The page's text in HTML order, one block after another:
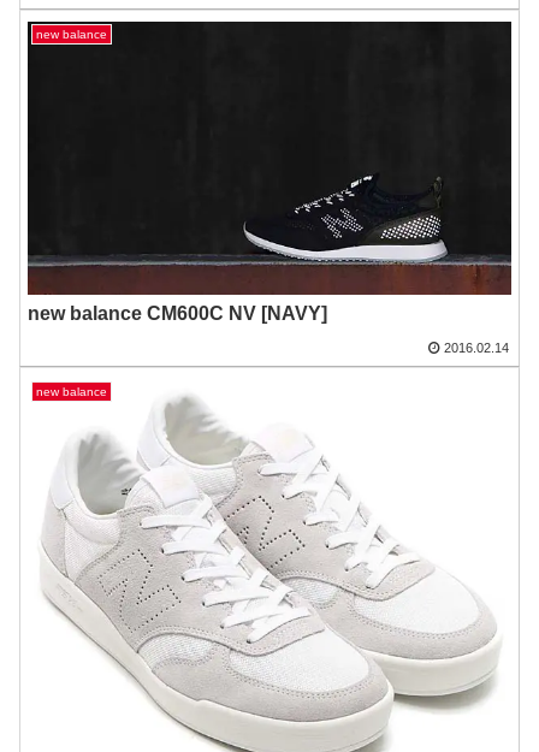
new balance
new balance CM600C NV [NAVY]
2016.02.14
new balance